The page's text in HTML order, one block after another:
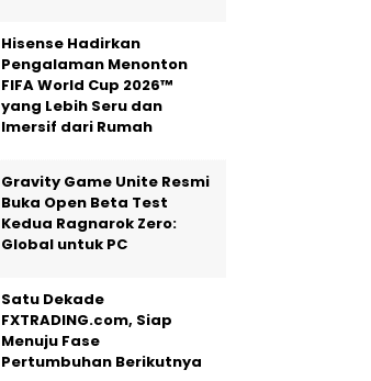
Hisense Hadirkan
Pengalaman Menonton
FIFA World Cup 2026™
yang Lebih Seru dan
Imersif dari Rumah
Gravity Game Unite Resmi
Buka Open Beta Test
Kedua Ragnarok Zero:
Global untuk PC
Satu Dekade
FXTRADING.com, Siap
Menuju Fase
Pertumbuhan Berikutnya